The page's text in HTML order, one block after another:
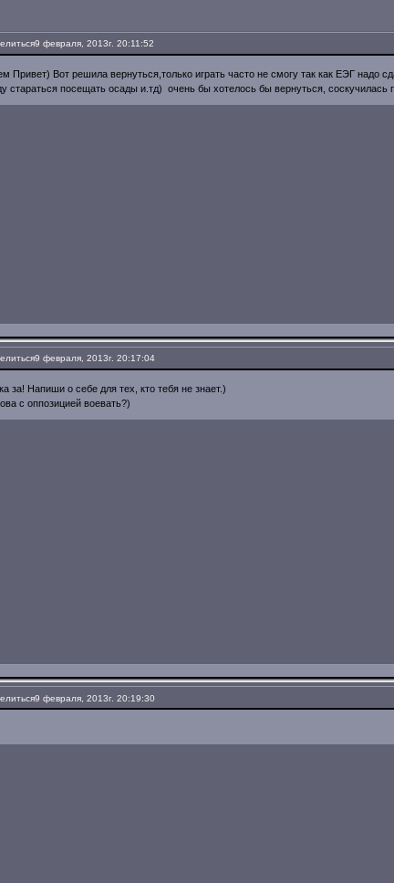
9 февраля, 2013г. 20:11:52
Привет) Вот решила вернуться,только играть часто не смогу так как ЕЭГ надо
стараться посещать осады и.тд) очень бы хотелось бы вернуться, соскучилась
9 февраля, 2013г. 20:17:04
за! Напиши о себе для тех, кто тебя не знает.)
с оппозицией воевать?)
9 февраля, 2013г. 20:19:30